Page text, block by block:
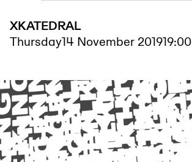
XKATEDRAL
Thursday14 November 201919:00